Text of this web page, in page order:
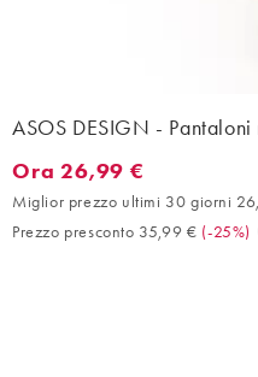
ASOS DESIGN -
Ora 26,99 €. Miglior prezzo
Ora 26,99 €
Miglior prezzo ultimi 30 giorni
Prezzo presconto 35,99 € (-25%)